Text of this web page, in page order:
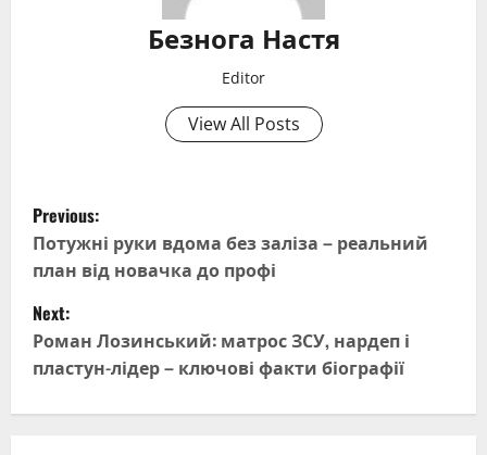
Безнога Настя
Editor
View All Posts
P
o
s
t
n
Previous:
Потужні руки вдома без заліза – реальний
план від новачка до профі
Next:
Роман Лозинський: матрос ЗСУ, нардеп і
пластун-лідер – ключові факти біографії